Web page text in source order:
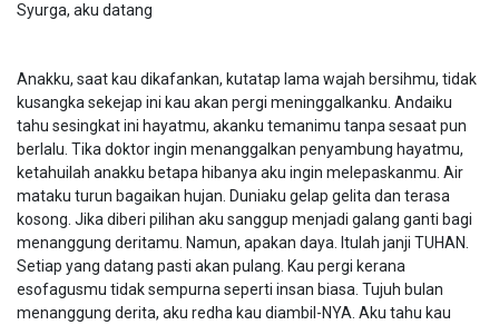
Syurga, aku datang
Anakku, saat kau dikafankan, kutatap lama wajah bersihmu, tidak
kusangka sekejap ini kau akan pergi meninggalkanku. Andaiku
tahu sesingkat ini hayatmu, akanku temanimu tanpa sesaat pun
berlalu. Tika doktor ingin menanggalkan penyambung hayatmu,
ketahuilah anakku betapa hibanya aku ingin melepaskanmu. Air
mataku turun bagaikan hujan. Duniaku gelap gelita dan terasa
kosong. Jika diberi pilihan aku sanggup menjadi galang ganti bagi
menanggung deritamu. Namun, apakan daya. Itulah janji TUHAN.
Setiap yang datang pasti akan pulang. Kau pergi kerana
esofagusmu tidak sempurna seperti insan biasa. Tujuh bulan
menanggung derita, aku redha kau diambil-NYA. Aku tahu kau